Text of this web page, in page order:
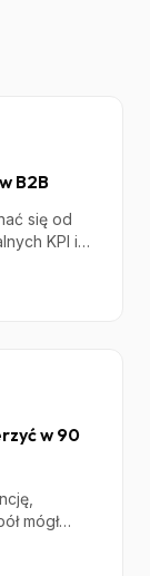
B2B
się od
KPI i
w 90
mógł